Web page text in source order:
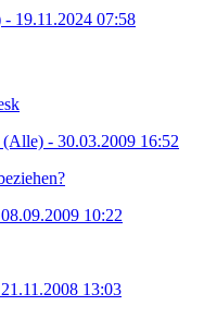
19.11.2024 07:58
- 30.03.2009 16:52
10:22
13:03